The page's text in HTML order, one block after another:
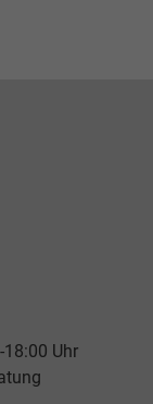
Uhr